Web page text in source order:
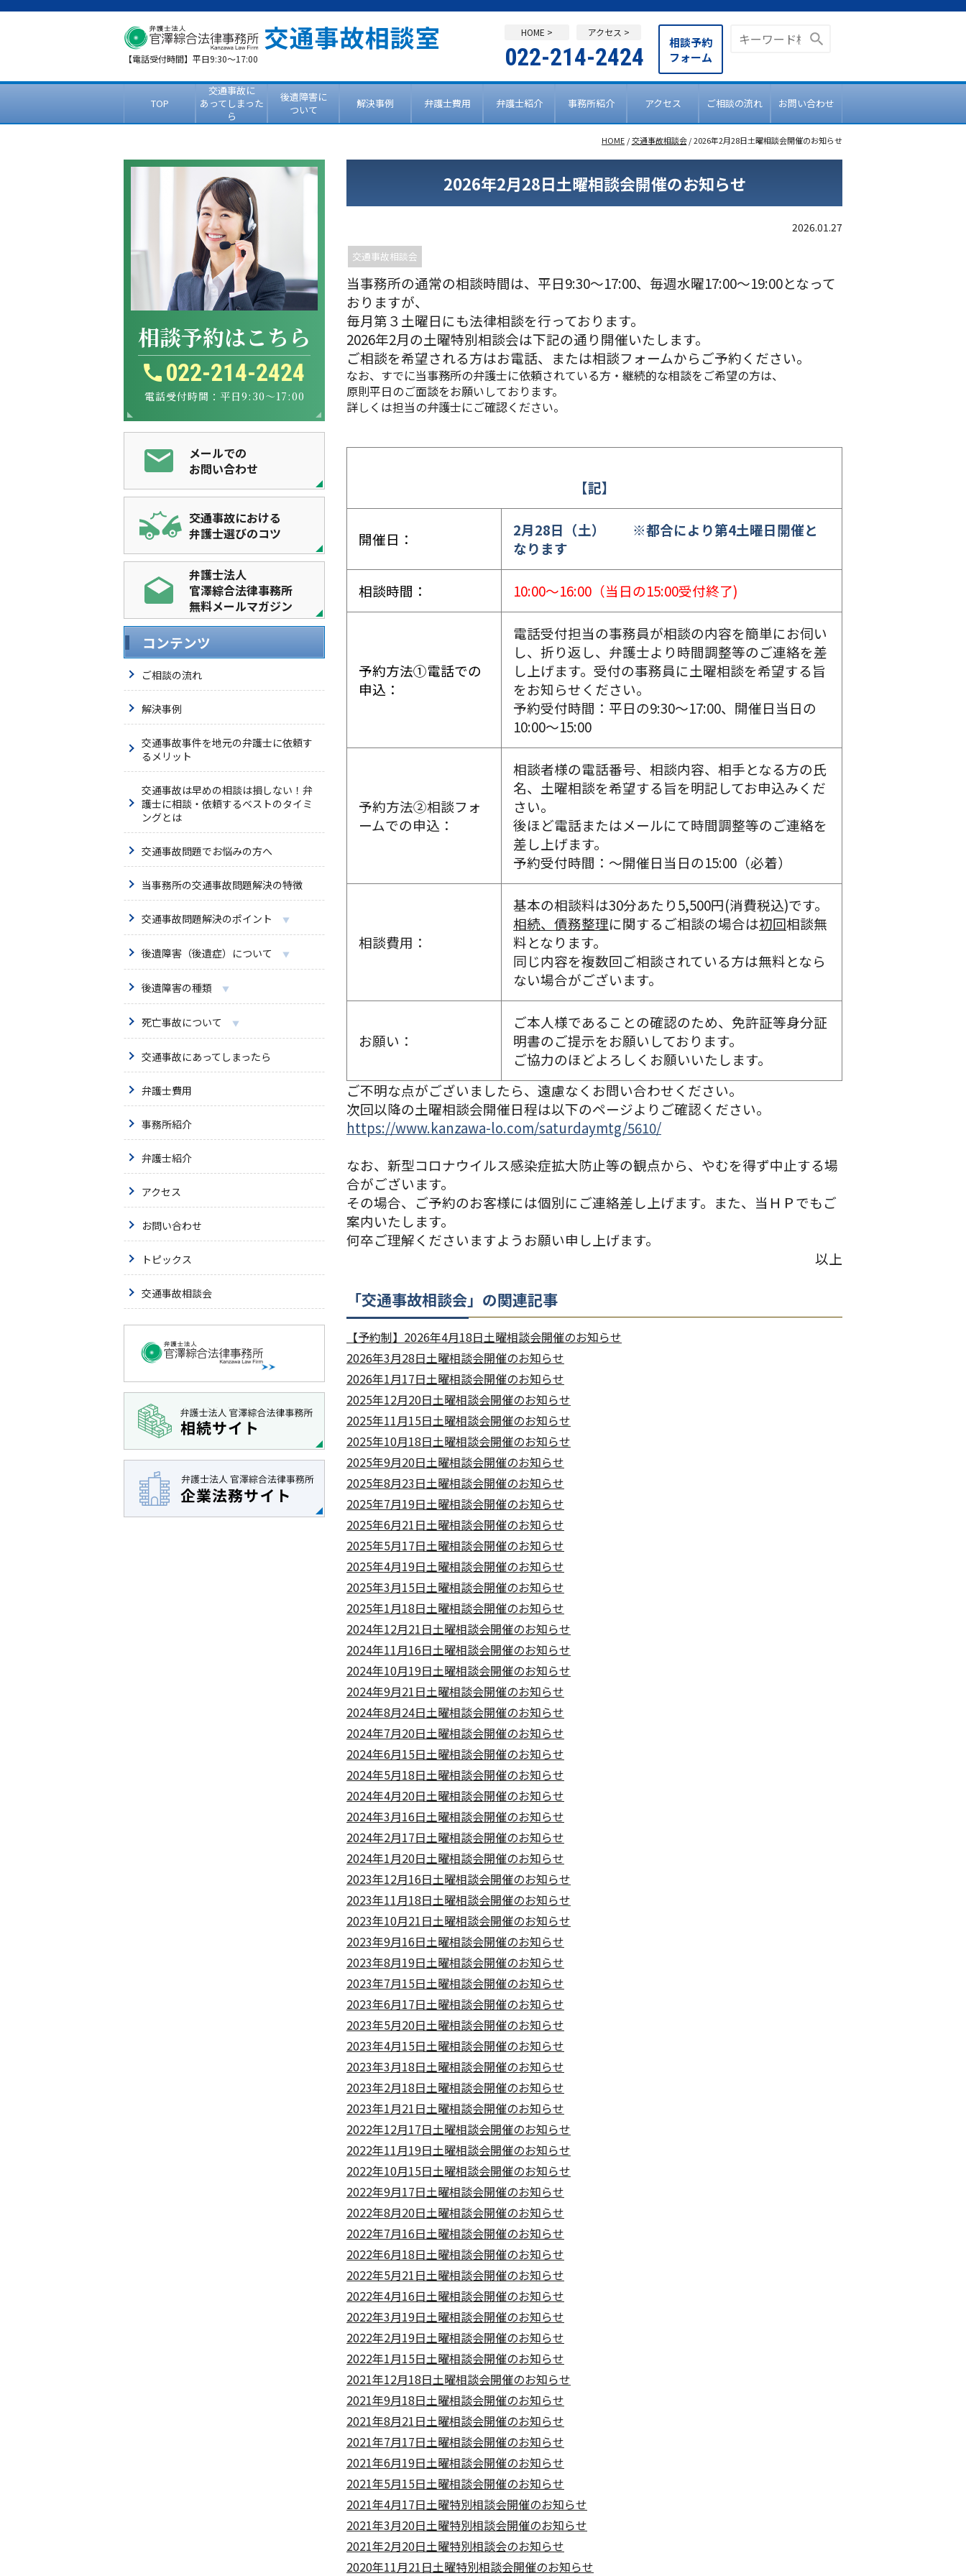
【電話受付時間】平日9:30～17:00
HOME > アクセス >
022-214-2424
相談予約
フォーム
TOP
交通事故に
あってしまった
ら
後遺障害に
ついて
解決事例 弁護士費用 弁護士紹介 事務所紹介 アクセス ご相談の流れ お問い合わせ
HOME / 交通事故相談会 /2026年2月28日土曜相談会開催のお知らせ
相談予約はこちら
022-214-2424
電話受付時間：平日9:30～17:00
メールでの
お問い合わせ
交通事故における
弁護士選びのコツ
弁護士法人
官澤綜合法律事務所
無料メールマガジン
コンテンツ
ご相談の流れ
解決事例
交通事故事件を地元の弁護士に依頼す
るメリット
交通事故は早めの相談は損しない！弁
護士に相談・依頼するベストのタイミ
ングとは
交通事故問題でお悩みの方へ
当事務所の交通事故問題解決の特徴
交通事故問題解決のポイント
後遺障害（後遺症）について
後遺障害の種類
死亡事故について
交通事故にあってしまったら
弁護士費用
事務所紹介
弁護士紹介
アクセス
お問い合わせ
トピックス
交通事故相談会
2026年2月28日土曜相談会開催のお知らせ
2026.01.27
交通事故相談会
当事務所の通常の相談時間は、平日9:30～17:00、毎週水曜17:00～19:00となって
おりますが、
毎月第３土曜日にも法律相談を行っております。
2026年2月の土曜特別相談会は下記の通り開催いたします。
ご相談を希望される方はお電話、または相談フォームからご予約ください。
なお、すでに当事務所の弁護士に依頼されている方・継続的な相談をご希望の方は、
原則平日のご面談をお願いしております。
詳しくは担当の弁護士にご確認ください。
【記】
開催日： 2月28日（土） ※都合により第4土曜日開催と
なります
相談時間： 10:00～16:00（当日の15:00受付終了)
予約方法①電話での
申込：
電話受付担当の事務員が相談の内容を簡単にお伺い
し、折り返し、弁護士より時間調整等のご連絡を差
し上げます。受付の事務員に土曜相談を希望する旨
をお知らせください。
予約受付時間：平日の9:30～17:00、開催日当日の
10:00～15:00
予約方法②相談フォ
ームでの申込：
相談者様の電話番号、相談内容、相手となる方の氏
名、土曜相談を希望する旨を明記してお申込みくだ
さい。
後ほど電話またはメールにて時間調整等のご連絡を
差し上げます。
予約受付時間：～開催日当日の15:00（必着）
相談費用：
基本の相談料は30分あたり5,500円(消費税込)です。
相続、債務整理に関するご相談の場合は初回相談無
料となります。
同じ内容を複数回ご相談されている方は無料となら
ない場合がございます。
お願い：
ご本人様であることの確認のため、免許証等身分証
明書のご提示をお願いしております。
ご協力のほどよろしくお願いいたします。
ご不明な点がございましたら、遠慮なくお問い合わせください。
次回以降の土曜相談会開催日程は以下のページよりご確認ください。
https://www.kanzawa-lo.com/saturdaymtg/5610/
なお、新型コロナウイルス感染症拡大防止等の観点から、やむを得ず中止する場
合がございます。
その場合、ご予約のお客様には個別にご連絡差し上げます。また、当ＨＰでもご
案内いたします。
何卒ご理解くださいますようお願い申し上げます。
以上
「交通事故相談会」の関連記事
【予約制】2026年4月18日土曜相談会開催のお知らせ
2026年3月28日土曜相談会開催のお知らせ
2026年1月17日土曜相談会開催のお知らせ
2025年12月20日土曜相談会開催のお知らせ
2025年11月15日土曜相談会開催のお知らせ
2025年10月18日土曜相談会開催のお知らせ
2025年9月20日土曜相談会開催のお知らせ
2025年8月23日土曜相談会開催のお知らせ
2025年7月19日土曜相談会開催のお知らせ
2025年6月21日土曜相談会開催のお知らせ
2025年5月17日土曜相談会開催のお知らせ
2025年4月19日土曜相談会開催のお知らせ
2025年3月15日土曜相談会開催のお知らせ
2025年1月18日土曜相談会開催のお知らせ
2024年12月21日土曜相談会開催のお知らせ
2024年11月16日土曜相談会開催のお知らせ
2024年10月19日土曜相談会開催のお知らせ
2024年9月21日土曜相談会開催のお知らせ
2024年8月24日土曜相談会開催のお知らせ
2024年7月20日土曜相談会開催のお知らせ
2024年6月15日土曜相談会開催のお知らせ
2024年5月18日土曜相談会開催のお知らせ
2024年4月20日土曜相談会開催のお知らせ
2024年3月16日土曜相談会開催のお知らせ
2024年2月17日土曜相談会開催のお知らせ
2024年1月20日土曜相談会開催のお知らせ
2023年12月16日土曜相談会開催のお知らせ
2023年11月18日土曜相談会開催のお知らせ
2023年10月21日土曜相談会開催のお知らせ
2023年9月16日土曜相談会開催のお知らせ
2023年8月19日土曜相談会開催のお知らせ
2023年7月15日土曜相談会開催のお知らせ
2023年6月17日土曜相談会開催のお知らせ
2023年5月20日土曜相談会開催のお知らせ
2023年4月15日土曜相談会開催のお知らせ
2023年3月18日土曜相談会開催のお知らせ
2023年2月18日土曜相談会開催のお知らせ
2023年1月21日土曜相談会開催のお知らせ
2022年12月17日土曜相談会開催のお知らせ
2022年11月19日土曜相談会開催のお知らせ
2022年10月15日土曜相談会開催のお知らせ
2022年9月17日土曜相談会開催のお知らせ
2022年8月20日土曜相談会開催のお知らせ
2022年7月16日土曜相談会開催のお知らせ
2022年6月18日土曜相談会開催のお知らせ
2022年5月21日土曜相談会開催のお知らせ
2022年4月16日土曜相談会開催のお知らせ
2022年3月19日土曜相談会開催のお知らせ
2022年2月19日土曜相談会開催のお知らせ
2022年1月15日土曜相談会開催のお知らせ
2021年12月18日土曜相談会開催のお知らせ
2021年9月18日土曜相談会開催のお知らせ
2021年8月21日土曜相談会開催のお知らせ
2021年7月17日土曜相談会開催のお知らせ
2021年6月19日土曜相談会開催のお知らせ
2021年5月15日土曜相談会開催のお知らせ
2021年4月17日土曜特別相談会開催のお知らせ
2021年3月20日土曜特別相談会開催のお知らせ
2021年2月20日土曜特別相談会のお知らせ
2020年11月21日土曜特別相談会開催のお知らせ